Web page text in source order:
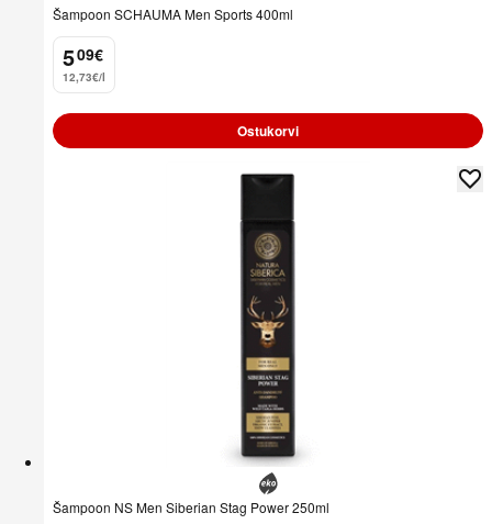
Šampoon SCHAUMA Men Sports 400ml
5
. 09€
12,73€/l
Ostukorvi
Šampoon NS Men Siberian Stag Power 250ml